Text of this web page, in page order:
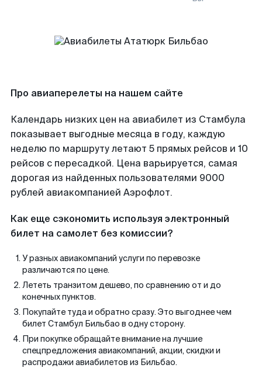
Про авиаперелеты на нашем сайте
Календарь низких цен на авиабилет из Стамбула
показывает выгодные месяца в году, каждую
неделю по маршруту летают 5 прямых рейсов и 10
рейсов с пересадкой. Цена варьируется, самая
дорогая из найденных пользователями 9000
рублей авиакомпанией Аэрофлот.
Как еще сэкономить используя электронный
билет на самолет без комиссии?
У разных авиакомпаний услуги по перевозке
различаются по цене.
Лететь транзитом дешево, по сравнению от и до
конечных пунктов.
Покупайте туда и обратно сразу. Это выгоднее чем
билет Стамбул Бильбао в одну сторону.
При покупке обращайте внимание на лучшие
спецпредложения авиакомпаний, акции, скидки и
распродажи авиабилетов из Бильбао.